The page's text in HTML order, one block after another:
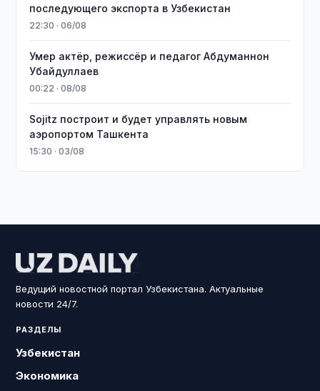
последующего экспорта в Узбекистан
22:30 · 06/08
Умер актёр, режиссёр и педагог Абдуманнон
Убайдуллаев
00:22 · 08/08
Sojitz построит и будет управлять новым
аэропортом Ташкента
15:30 · 03/08
Ведущий новостной портал Узбекистана. Актуальные
новости 24/7.
РАЗДЕЛЫ
Узбекистан
Экономика